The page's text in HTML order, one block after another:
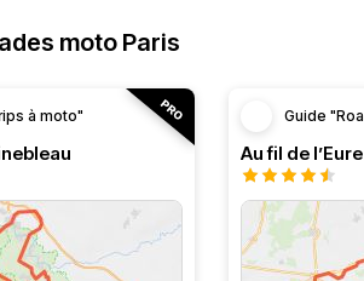
moto Paris
à moto" Guide
Au fil de l’Eure